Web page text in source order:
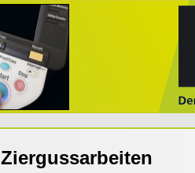
Ziergussarbeiten